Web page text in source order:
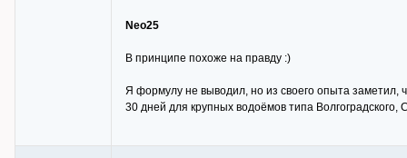
Neo25
В принципе похоже на правду :)
Я формулу не выводил, но из своего опыта заметил,
30 дней для крупных водоёмов типа